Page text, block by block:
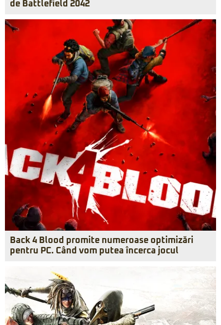
de Battlefield 2042
Back 4 Blood promite numeroase optimizări
pentru PC. Când vom putea încerca jocul